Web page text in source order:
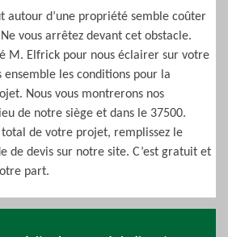
autour d’une propriété semble coûter
vous arrêtez devant cet obstacle.
M. Elfrick pour nous éclairer sur votre
les conditions pour la
Nous vous montrerons nos
de notre siège et dans le 37500.
de votre projet, remplissez le
de devis sur notre site. C’est gratuit et
part.